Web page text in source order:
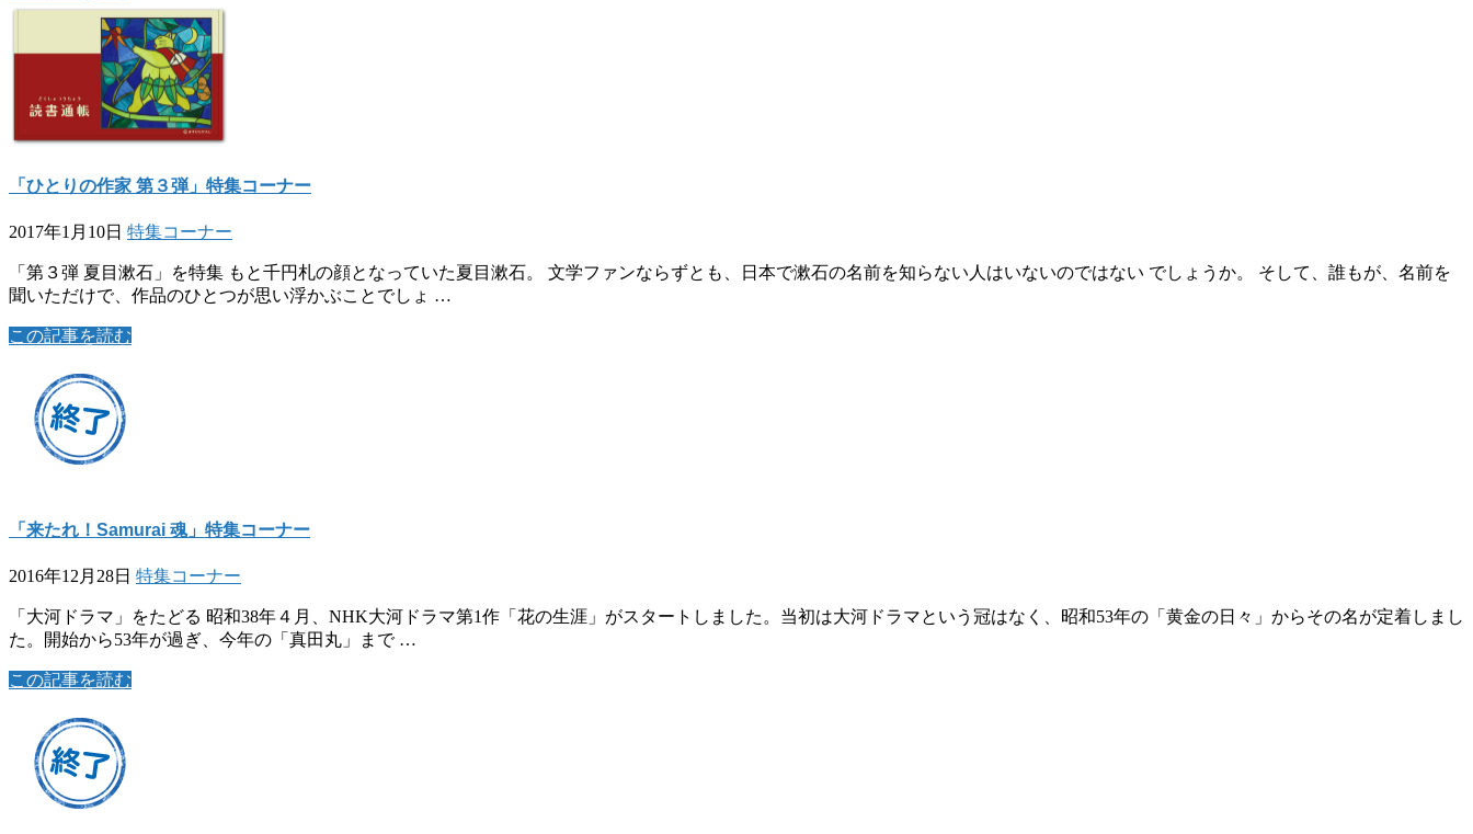
「ひとりの作家 第３弾」特集コーナー
2017年1月10日 特集コーナー
「第３弾 夏目漱石」を特集 もと千円札の顔となっていた夏目漱石。 文学ファンならずとも、日本で漱石の名前を知らない人はいないのではない でしょうか。 そして、誰もが、名前を
聞いただけで、作品のひとつが思い浮かぶことでしょ …
この記事を読む
「来たれ！Samurai 魂」特集コーナー
2016年12月28日 特集コーナー
「大河ドラマ」をたどる 昭和38年４月、NHK大河ドラマ第1作「花の生涯」がスタートしました。当初は大河ドラマという冠はなく、昭和53年の「黄金の日々」からその名が定着しまし
た。開始から53年が過ぎ、今年の「真田丸」まで …
この記事を読む